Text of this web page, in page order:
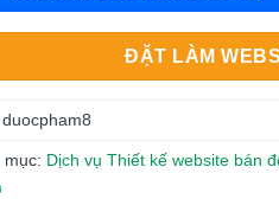
ĐẶT LÀM
duocpham8
mục: Dịch vụ Thiết kế website bán